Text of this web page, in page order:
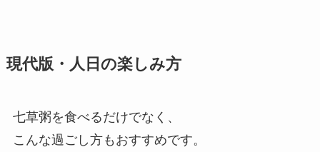
現代版・人日の楽しみ方
七草粥を食べるだけでなく、
こんな過ごし方もおすすめです。